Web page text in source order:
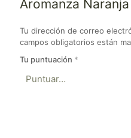
Aromanza
Tu dirección de correo
campos obligatorios están
Tu puntuación *